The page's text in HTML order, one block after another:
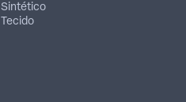
Sintético
Tecido